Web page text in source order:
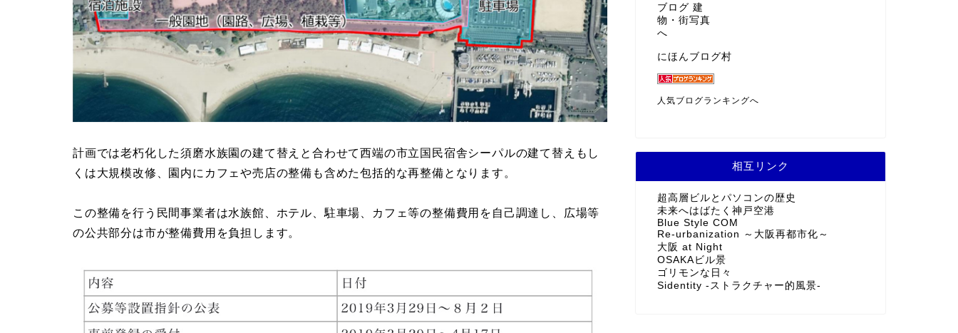
計画では老朽化した須磨水族園の建て替えと合わせて西端の市立国民宿舎シーパルの建て替えもし
くは大規模改修、園内にカフェや売店の整備も含めた包括的な再整備となります。
この整備を行う民間事業者は水族館、ホテル、駐車場、カフェ等の整備費用を自己調達し、広場等
の公共部分は市が整備費用を負担します。
にほんブログ村
人気ブログランキングへ
相互リンク
超高層ビルとパソコンの歴史
未来へはばたく神戸空港
Blue Style COM
Re-urbanization ～大阪再都市化～
大阪 at Night
OSAKAビル景
ゴリモンな日々
Sidentity -ストラクチャー的風景-